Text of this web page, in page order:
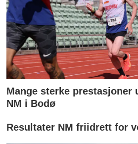
Mange sterke prestasjoner
NM i Bodø
Resultater NM friidrett for